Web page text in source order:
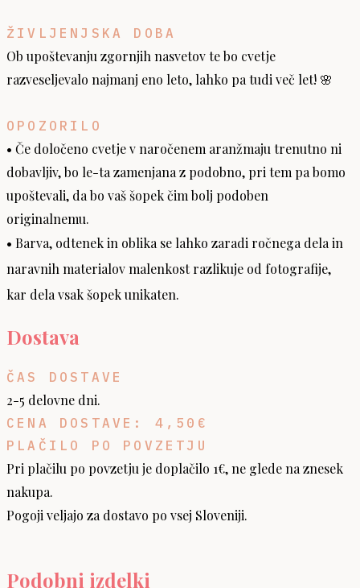
ŽIVLJENJSKA DOBA
Ob upoštevanju zgornjih nasvetov te bo cvetje
razveseljevalo najmanj eno leto, lahko pa tudi več let! 🌸
OPOZORILO
• Če določeno cvetje v naročenem aranžmaju trenutno ni
dobavljiv, bo le-ta zamenjana z podobno, pri tem pa bomo
upoštevali, da bo vaš šopek čim bolj podoben
originalnemu.
• Barva, odtenek in oblika se lahko zaradi ročnega dela in
naravnih materialov malenkost razlikuje od fotografije,
kar dela vsak šopek unikaten.
Dostava
ČAS DOSTAVE
2-5 delovne dni.
CENA DOSTAVE: 4,50€
PLAČILO PO POVZETJU
Pri plačilu po povzetju je doplačilo 1€, ne glede na znesek
nakupa.
Pogoji veljajo za dostavo po vsej Sloveniji.
Podobni izdelki